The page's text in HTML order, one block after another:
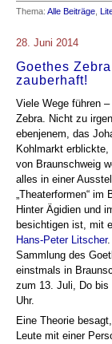
Thema: Alle Beiträge
28. Juni 2014
Goethes
zauberhaft!
Viele Wege führen
Zebra. Nicht zu
ebenjenem, das
Kohlmarkt
von Braunschweig
alles in einer
„Theaterformen“
Hinter Ägidien und
besichtigen ist, mit
Hans-Peter Litscher.
Sammlung des
einstmals in
zum 13. Juli, Do bis
Uhr.
Eine Theorie
Leute mit einer